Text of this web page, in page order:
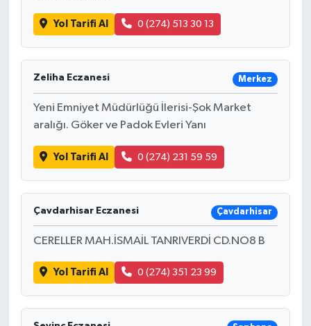
Yol Tarifi Al 0 (274) 513 30 13
Zeliha Eczanesi Merkez
Yeni Emniyet Müdürlüğü İlerisi-Şok Market
aralığı. Göker ve Padok Evleri Yanı
Yol Tarifi Al 0 (274) 231 59 59
Çavdarhisar Eczanesi Çavdarhisar
CERELLER MAH.İSMAİL TANRIVERDİ CD.NO8 B
Yol Tarifi Al 0 (274) 351 23 99